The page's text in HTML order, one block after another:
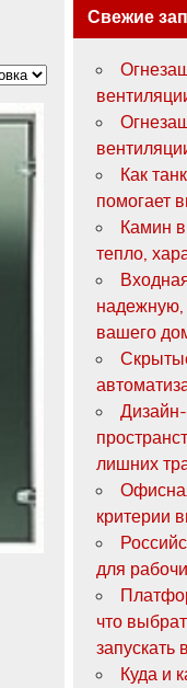
Свежие
Как
помогает
Камин
тепло,
надежную,
вашего
лишних
критерии
для
что
запускать
Куда и